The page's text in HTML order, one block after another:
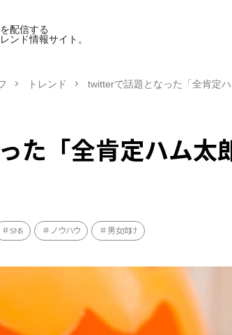
配信する
ンド情報サイト。
トレンド twitterで話題となった「全肯定
た「全肯定ハム太
SNS ノウハウ 男女向け